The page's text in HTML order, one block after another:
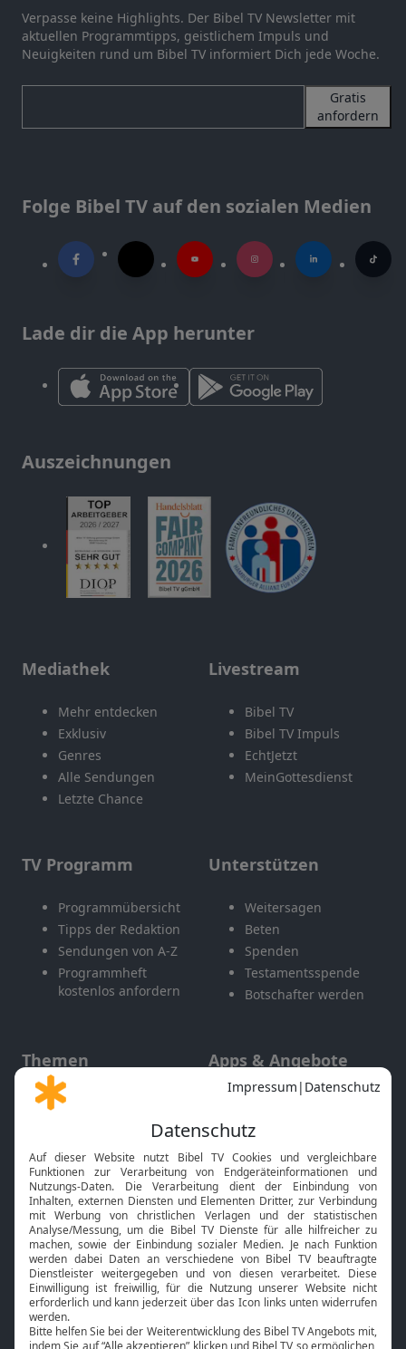
Verpasse keine Highlights. Der Bibel TV Newsletter mit
aktuellen Programmtipps, geistlichem Impuls und
Neuigkeiten rund um Bibel TV informiert Dich jede Woche.
Gratis
anfordern
Folge Bibel TV auf den sozialen Medien
Lade dir die App herunter
Auszeichnungen
Mediathek
Mehr entdecken
Exklusiv
Genres
Alle Sendungen
Letzte Chance
Livestream
Bibel TV
Bibel TV Impuls
EchtJetzt
MeinGottesdienst
TV Programm
Programmübersicht
Tipps der Redaktion
Sendungen von A-Z
Programmheft
kostenlos anfordern
Unterstützen
Weitersagen
Beten
Spenden
Testamentsspende
Botschafter werden
Themen
Gott und Bibel erklärt
Neuigkeiten
Apps & Angebote
Mobile App
Smart TV
HbbTV
Bibelthek Online-Bibel
Nächster Gottesdienst
Bibel TV
Über uns
Service
Kontakt